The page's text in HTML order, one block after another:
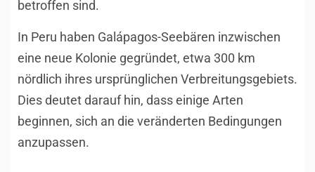
betroffen sind.
In Peru haben Galápagos-Seebären inzwischen
eine neue Kolonie gegründet, etwa 300 km
nördlich ihres ursprünglichen Verbreitungsgebiets.
Dies deutet darauf hin, dass einige Arten
beginnen, sich an die veränderten Bedingungen
anzupassen.